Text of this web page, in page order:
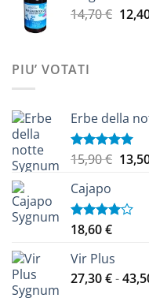
14,70€ Il
PIU’ VOTATI
Erbe della
Valutato
15,90€ Il
era:
Cajapo
Valutato
5
18,60€
Vir Plus
27,30€-